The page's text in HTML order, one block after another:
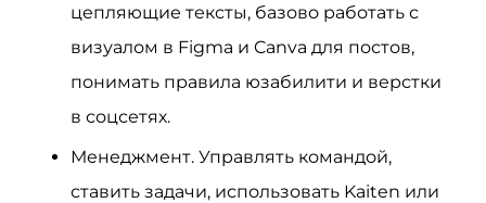
цепляющие тексты, базово работать с
визуалом в Figma и Canva для постов,
понимать правила юзабилити и верстки
в соцсетях.
Менеджмент. Управлять командой,
ставить задачи, использовать Kaiten или